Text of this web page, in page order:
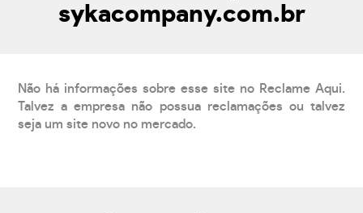
sykacompany.com.br
Não há informações sobre esse site no Reclame Aqui.
Talvez a empresa não possua reclamações ou talvez
seja um site novo no mercado.